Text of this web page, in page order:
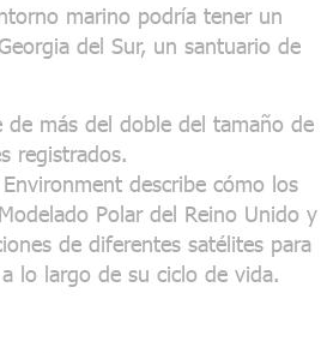
marino podría tener un
del Sur, un santuario de
más del doble del tamaño de
registrados.
describe cómo los
Polar del Reino Unido y
de diferentes satélites para
lo largo de su ciclo de vida.